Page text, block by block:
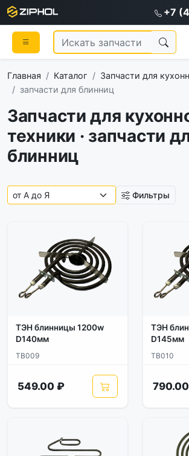
+7
Главная Каталог
Запчасти для
запчасти для блинниц
Запчасти для
техники · запчасти
блинниц
Фильтры
ТЭН блинницы 1200w
D140мм
TB009
549.00 ₽
ТЭН
D145мм
TB010